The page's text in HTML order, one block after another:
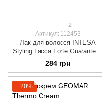
2
Артикул: 112453
Лак для волосся INTESA
Styling Lacca Forte Guaranteed
сильної фіксації, 500 мл.
284 грн
−20%